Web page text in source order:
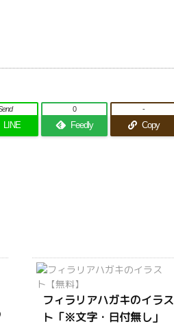
LINE Feedly
0
Copy
-
フィラリアハガキのイラス
ト「※文字・日付無し」